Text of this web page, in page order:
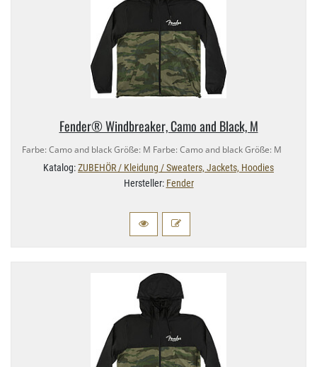
Fender® Windbreaker, Camo and Black, M
Farbe: Camo and black Größe: M Farbe: Camo and black Größe: M
Katalog:ZUBEHÖR / Kleidung / Sweaters, Jackets, Hoodies
Hersteller: Fender